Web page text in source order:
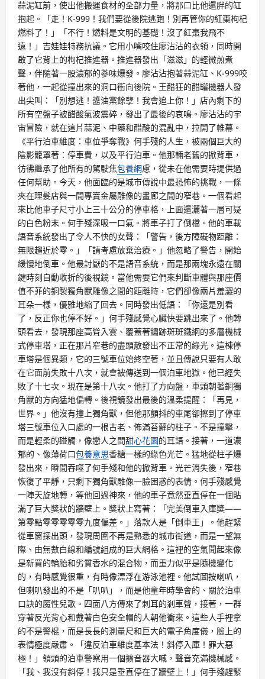
蒜泥缸前，使出他搬運食材的全部力量，將那口比他還胖的缸
抱起。「走！K-999！我們要從後院逃跑！別再管你的紅棗枸杞
燃料了！」「不行！燃料是文明的基礎！沒了紅棗我飛不
遠！」吉娃娃特務抗議。它用小嘴咬住廖沾沾的衣領，同時開
啟了它背上的枸杞推進器。推進器發出「滋滋」的輕微煎煮
聲，伴隨著一股濃郁的蔘味爆發。廖沾沾抱著蒜泥缸、K-999咬
著他，一起從撞出來的洞口衝向後院。王醋狂的醋罐機器人發
出尖叫：「別想逃！醬油黨餘孽！我會追上你！」店內剩下的
所有空盤子被醋酸氣波震碎，發出了最後的哀鳴。廖沾沾的宇
宙冒險，就在這片蒜泥、中藥和醋酸的混亂中，拉開了帷幕。
《平行泊車維度：車位爭奪戰》何手殘的人生，被兩個巨大的
陰影籠罩著：停車費，以及平行泊車。他那輛老舊的掀背車，
彷彿繼承了他所有的駕駛焦包養網慮，從未在他需要時提供過
任何幫助。今天，他面臨的是城市傳說中最恐怖的挑戰，一條
夾在理髮店與一間專賣金屬雕像的畫廊之間的窄巷。一個看起
來比他車子尺寸小上三十公分的停車格，上面還灑著一層可疑
的白色粉末。何手殘深吸一口氣。將車子打了倒檔。他的車載
語音系統發出了令人不快的女聲：「警告，後方障礙物距離：
無限趨近於零。」「請考慮放棄治療。」他忽略了警告，開始
緩慢地倒車。他最討厭的不是語音系統，而是那兩塊永遠在關
鍵時刻自動收折的後視鏡。當他需要它們來判斷車體與那座價
值不菲的銅製獨角獸雕像之間的距離時，它們卻像兩片羞澀的
耳朵一樣，優雅地縮了回去。同時發出低語：「你還是別看
了，反正你也停不好。」何手殘感覺心臟快要跳出來了。他轉
頭看去，發現那座高聳入雲、覆蓋著鏽跡斑斑鐵網的多層機械
式停車塔，正在那片窄巷的盡頭散發出不正常的綠光。這棟停
車塔是個異類，它的三號車位始終空著，並且傳說只要有人敢
在它面前失敗十八次，就會被傳送到一個泊車地獄。他已經失
敗了十七次。現在是第十八次。他打了方向盤，車頭朝著銅獨
角獸的方向猛地偏轉。後視鏡發出最後的溫柔提醒：「再見，
世界。」他沒有撞上獨角獸，但他那顫抖的車尾卻擦到了停車
塔三號車位入口處的一根古老、佈滿苔蘚的柱子。不是撞擊，
而是輕柔的碰觸，像戀人之間甜心花園的耳語。接著，一道濃
郁的、像薄荷口包養意思香糖一樣的綠色光芒。猛地從柱子爆
發出來，瞬間吞噬了何手殘和他的掀背車。光芒消失後，窄巷
恢復了平靜，只剩下獨角獸雕像一臉困惑的表情。何手殘感覺
一陣天旋地轉，等他回過神來，他的車子竟然垂直停在一個貼
滿了巨大獎狀的牆壁上。獎狀上寫著：「完美倒車入庫獎——
第零點零零零零零九度偏差。」落款人是「倒車王」。他趕緊
從車窗探出頭，發現周圍不再是熟悉的城市街道，而是一望無
際、由無數白線和編號組成的巨大網格。這裡的空氣聞起來像
是新買的輪胎和劣質香水的混合物，而重力似乎是隨機變化
的，有時感覺很重，有時像漂浮在游泳池裡。他試圖按喇叭，
但喇叭發出的不是「叭叭」，而是他童年時學會的、關於泊車
口訣的魔性兒歌。四面八方傳來了刺耳的剎車聲，接著，一群
穿著反光背心和戴著白色安全帽的人朝他衝來。這些人手裡拿
的不是警棍，而是長長的測量尺和巨大的電子角度儀，臉上的
表情極度嚴肅。「違反泊車維度基本法！斜停入庫！罪大惡
極！」領頭的泊車警察用一個擴音器大喊，聲音充滿機械感。
「我、我沒有斜停！我只是垂直停在了牆壁上！」何手殘趕緊